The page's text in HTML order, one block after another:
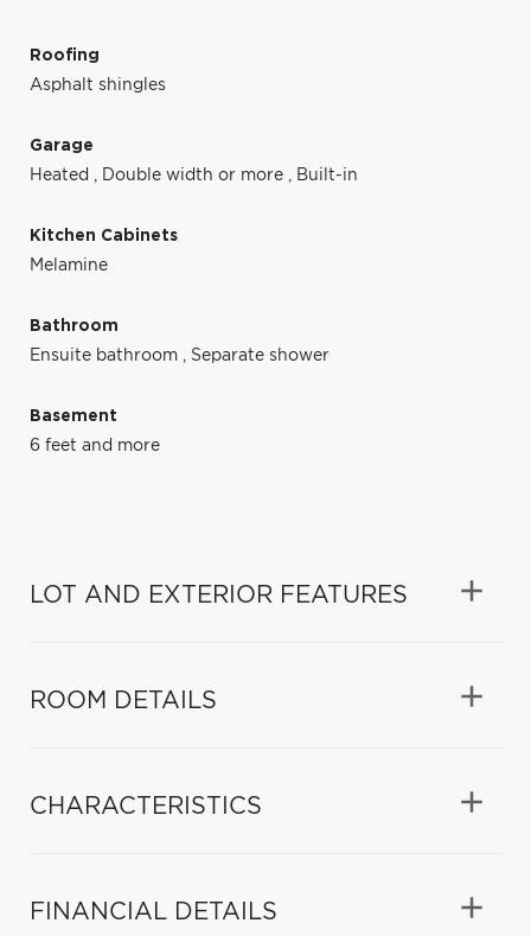
Roofing
Asphalt shingles
Garage
Heated , Double width or more , Built-in
Kitchen Cabinets
Melamine
Bathroom
Ensuite bathroom , Separate shower
Basement
6 feet and more
LOT AND EXTERIOR FEATURES
ROOM DETAILS
CHARACTERISTICS
FINANCIAL DETAILS